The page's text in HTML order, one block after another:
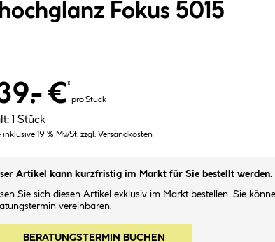
Fokus 5015
€*
pro Stück
1 Stück
inklusive 19 % MwSt. zzgl. Versandkosten
Artikel kann kurzfristig im Markt für Sie bestellt werden.
Sie sich diesen Artikel exklusiv im Markt bestellen. Sie
vereinbaren.
BERATUNGSTERMIN BUCHEN